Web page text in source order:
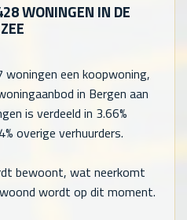
WONINGEN IN DE
woningen een koopwoning,
in Bergen aan
is verdeeld in 3.66%
overige verhuurders.
bewoont, wat neerkomt
wordt op dit moment.